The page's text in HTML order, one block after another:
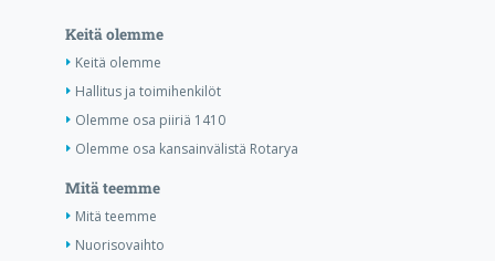
Keitä olemme
Keitä olemme
Hallitus ja toimihenkilöt
Olemme osa piiriä 1410
Olemme osa kansainvälistä Rotarya
Mitä teemme
Mitä teemme
Nuorisovaihto